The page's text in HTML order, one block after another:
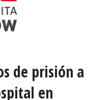
de prisión a
en